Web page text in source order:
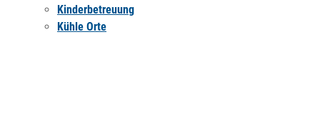
Kinderbetreuung
Kühle Orte